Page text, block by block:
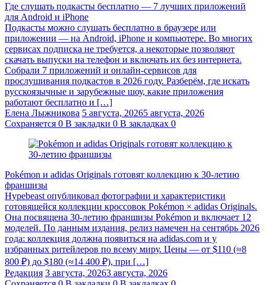
Где слушать подкасты бесплатно — 7 лучших приложений
для Android и iPhone
Подкасты можно слушать бесплатно в браузере или
приложении — на Android, iPhone и компьютере. Во многих
сервисах подписка не требуется, а некоторые позволяют
скачать выпуски на телефон и включать их без интернета.
Собрали 7 приложений и онлайн-сервисов для
прослушивания подкастов в 2026 году. Разберём, где искать
русскоязычные и зарубежные шоу, какие приложения
работают бесплатно и […]
Елена Лыжникова 5 августа, 20265 августа, 2026
Сохраняется 0 В закладки 0 В закладках 0
Pokémon и adidas Originals готовят коллекцию к 30-летию
франшизы
Hypebeast опубликовал фотографии и характеристики
готовящейся коллекции кроссовок Pokémon × adidas Originals.
Она посвящена 30-летию франшизы Pokémon и включает 12
моделей. По данным издания, релиз намечен на сентябрь 2026
года: коллекция должна появиться на adidas.com и у
избранных ритейлеров по всему миру. Цены — от $110 (≈8
800 ₽) до $180 (≈14 400 ₽), при […]
Редакция 3 августа, 20263 августа, 2026